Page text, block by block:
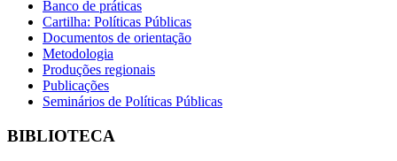
Banco de práticas
Cartilha: Políticas Públicas
Documentos de orientação
Metodologia
Produções regionais
Publicações
Seminários de Políticas Públicas
BIBLIOTECA